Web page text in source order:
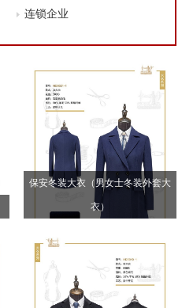
连锁企业
保安冬装大衣（男女士冬装外套大
衣）